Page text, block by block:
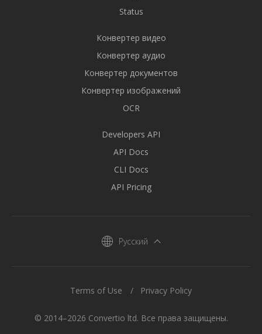
Status
Конвертер видео
Конвертер аудио
Конвертер документов
Конвертер изображений
OCR
Developers API
API Docs
CLI Docs
API Pricing
Русский
© 2014–2026 Convertio ltd. Все права защищены.
Terms of Use Privacy Policy